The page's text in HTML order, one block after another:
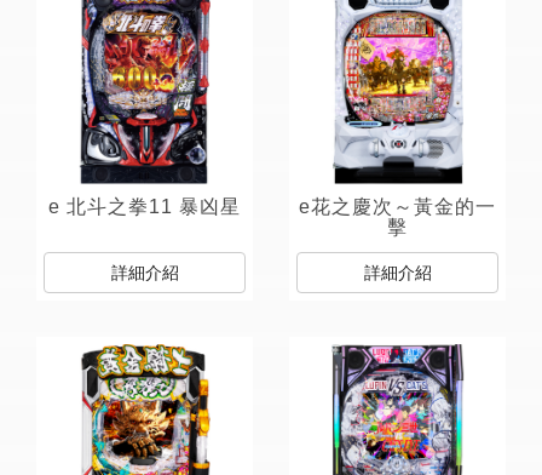
e 北斗之拳11 暴凶星
詳細介紹
e花之慶次～黃金的一
擊
詳細介紹